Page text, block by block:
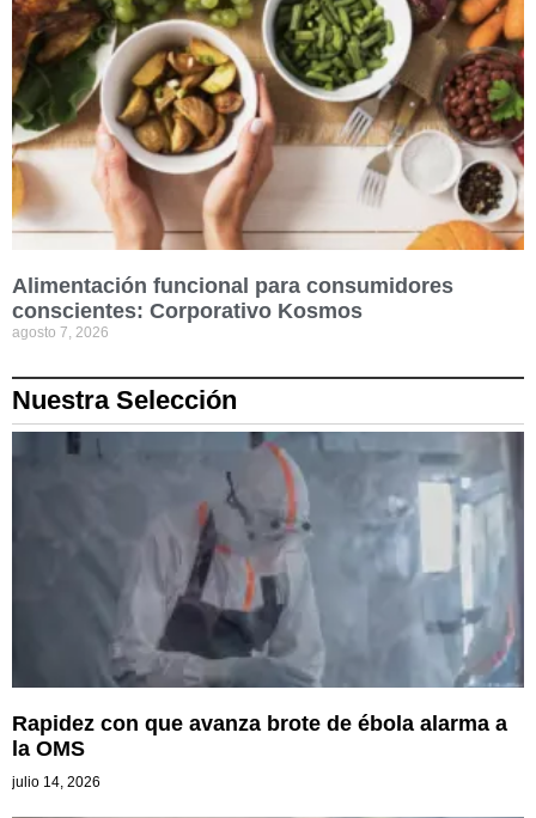
Alimentación funcional para consumidores
conscientes: Corporativo Kosmos
agosto 7, 2026
Nuestra Selección
Rapidez con que avanza brote de ébola alarma a
la OMS
julio 14, 2026